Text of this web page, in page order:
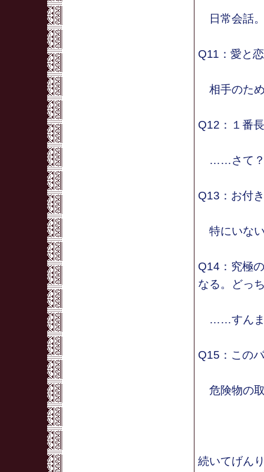
日常会話
Q11：愛と
相手のた
Q12：１番
……さて
Q13：お付
特にいな
Q14：究極
なる。どっ
……すんま
Q15：この
危険物の
続いてげん